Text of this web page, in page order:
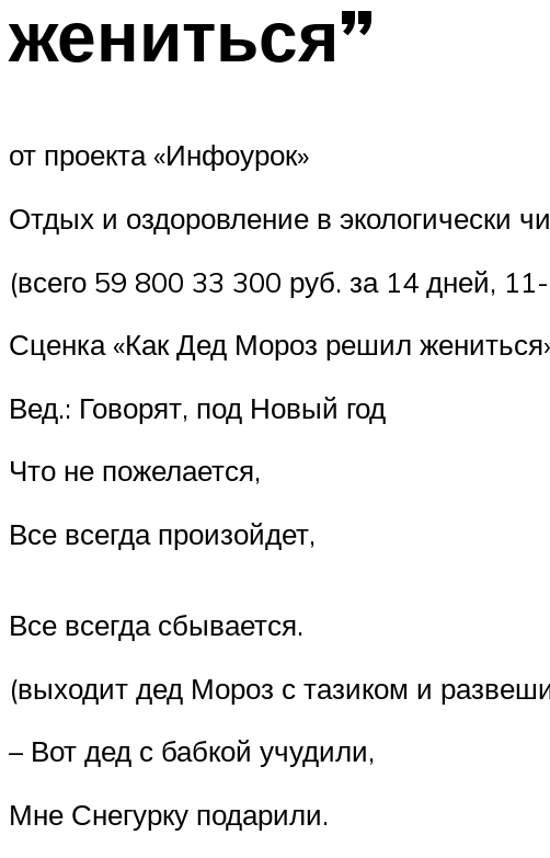
жениться”
от проекта «Инфоурок»
Отдых и оздоровление в экологически
(всего 59 800 33 300 руб. за 14 дней, 11-
Сценка «Как Дед Мороз решил
Вед.: Говорят, под Новый год
Что не пожелается,
Все всегда произойдет,
Все всегда сбывается.
(выходит дед Мороз с тазиком и
– Вот дед с бабкой учудили,
Мне Снегурку подарили.